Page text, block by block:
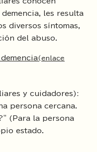
les resulta
diversos síntomas,
del abuso.
(enlace
y cuidadores):
persona cercana.
(Para la persona
estado.